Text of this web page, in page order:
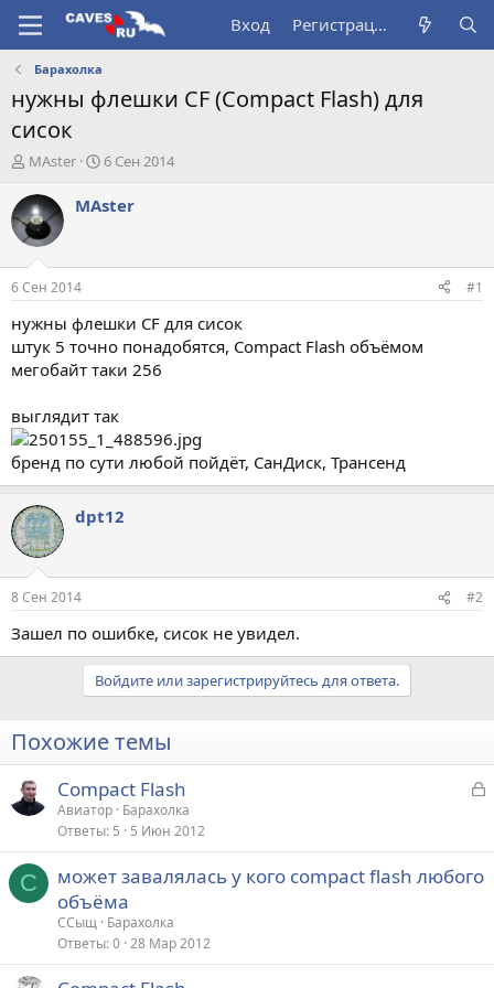
Вход Регистрация
Барахолка
нужны флешки CF (Compact Flash) для
сисок
А
т
о
р
т
е
м
ы
МАster
Д
т
а
л
6 Сен 2014
МАster
6 Сен 2014 #1
нужны флешки CF для сисок
штук 5 точно понадобятся, Compact Flash объёмом
мегобайт таки 256
выглядит так
бренд по сути любой пойдёт, СанДиск, Трансенд
dpt12
8 Сен 2014 #2
Зашел по ошибке, сисок не увидел.
Войдите или зарегистрируйтесь для ответа.
Похожие темы
З
р
Compact Flash
Авиатор Барахолка
Ответы 5 5 Июн 2012
С
может завалялась у кого compact flash любого
объёма
ССыщ Барахолка
Ответы 0 28 Мар 2012